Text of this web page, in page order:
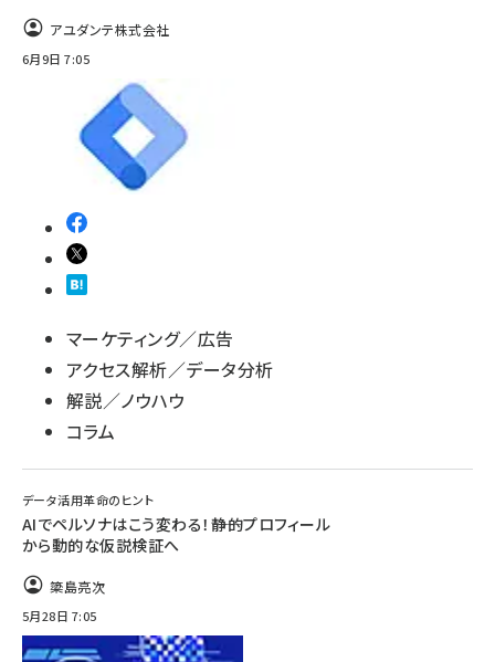
アユダンテ株式会社
6月9日 7:05
マーケティング／広告
アクセス解析／データ分析
解説／ノウハウ
コラム
データ活用革命のヒント
AIでペルソナはこう変わる！――静的プロフィール
から動的な仮説検証へ
簗島亮次
5月28日 7:05